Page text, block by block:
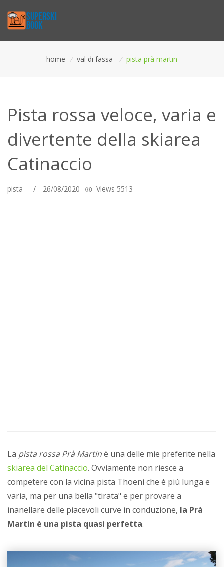
home / val di fassa / pista prà martin
Pista rossa veloce, varia e
divertente della skiarea
Catinaccio
pista / 26/08/2020 Views 5513
La pista rossa Prà Martinè una delle mie preferite nella
skiarea del Catinaccio. Ovviamente non riesce a
competere con la vicina pista Thoeni che è più lunga e
varia, ma per una bella "tirata" e per provare a
inanellare delle piacevoli curve in conduzione, la Prà
Martin è una pista quasi perfetta.